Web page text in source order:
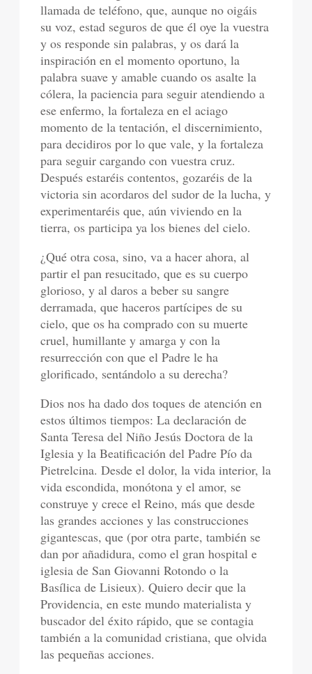
llamada de teléfono, que, aunque no oigáis
su voz, estad seguros de que él oye la vuestra
y os responde sin palabras, y os dará la
inspiración en el momento oportuno, la
palabra suave y amable cuando os asalte la
cólera, la paciencia para seguir atendiendo a
ese enfermo, la fortaleza en el aciago
momento de la tentación, el discernimiento,
para decidiros por lo que vale, y la fortaleza
para seguir cargando con vuestra cruz.
Después estaréis contentos, gozaréis de la
victoria sin acordaros del sudor de la lucha, y
experimentaréis que, aún viviendo en la
tierra, os participa ya los bienes del cielo.
¿Qué otra cosa, sino, va a hacer ahora, al
partir el pan resucitado, que es su cuerpo
glorioso, y al daros a beber su sangre
derramada, que haceros partícipes de su
cielo, que os ha comprado con su muerte
cruel, humillante y amarga y con la
resurrección con que el Padre le ha
glorificado, sentándolo a su derecha?
Dios nos ha dado dos toques de atención en
estos últimos tiempos: La declaración de
Santa Teresa del Niño Jesús Doctora de la
Iglesia y la Beatificación del Padre Pío da
Pietrelcina. Desde el dolor, la vida interior, la
vida escondida, monótona y el amor, se
construye y crece el Reino, más que desde
las grandes acciones y las construcciones
gigantescas, que (por otra parte, también se
dan por añadidura, como el gran hospital e
iglesia de San Giovanni Rotondo o la
Basílica de Lisieux). Quiero decir que la
Providencia, en este mundo materialista y
buscador del éxito rápido, que se contagia
también a la comunidad cristiana, que olvida
las pequeñas acciones.